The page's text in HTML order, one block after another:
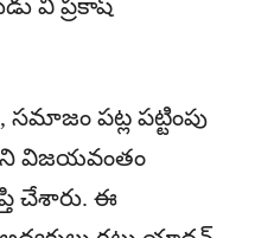
వి ప్రకాష్
పట్ల పట్టింపు
విజయవంతం
చేశారు. ఈ